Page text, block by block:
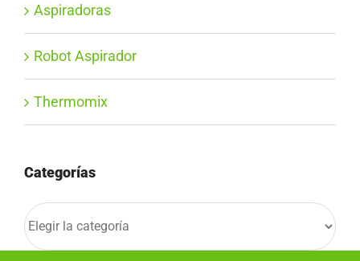
Aspiradoras
Robot Aspirador
Thermomix
Categorías
Categorías